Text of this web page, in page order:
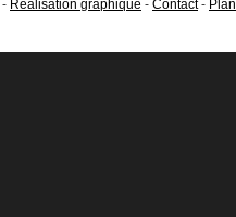
- Réalisation graphique - Contact-